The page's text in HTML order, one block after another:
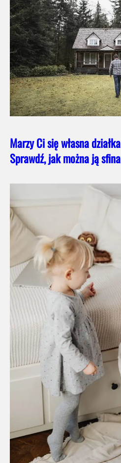
Marzy Ci się własna
Sprawdź, jak można ją